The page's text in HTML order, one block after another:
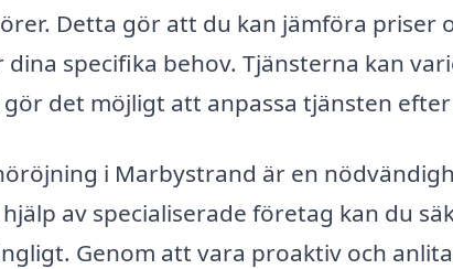
Detta gör att du kan jämföra priser
specifika behov. Tjänsterna kan
det möjligt att anpassa tjänsten
i Marbystrand är en
av specialiserade företag kan du
Genom att vara proaktiv och